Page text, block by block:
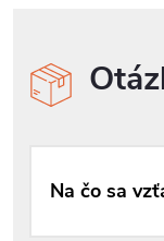
Na čo sa